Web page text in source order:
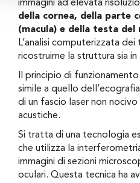
immagini ad elevata
della cornea, della parte
(macula) e della testa
L’analisi computerizzata
ricostruirne la struttura sia in
Il principio di
simile a quello
di un fascio laser non
acustiche.
Si tratta di una tecnologia
che utilizza la
immagini di sezioni
oculari. Questa tecnica ha